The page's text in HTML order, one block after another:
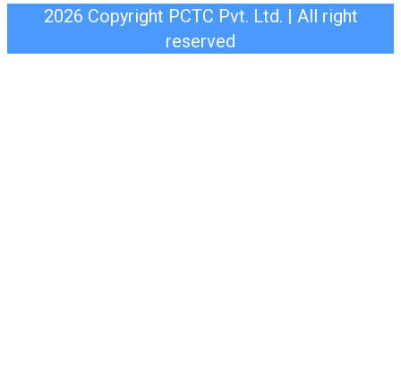
2026 Copyright PCTC Pvt. Ltd. | All right
reserved